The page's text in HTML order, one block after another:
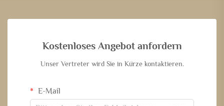
Kostenloses Angebot anfordern
Unser Vertreter wird Sie in Kürze kontaktieren.
E-Mail